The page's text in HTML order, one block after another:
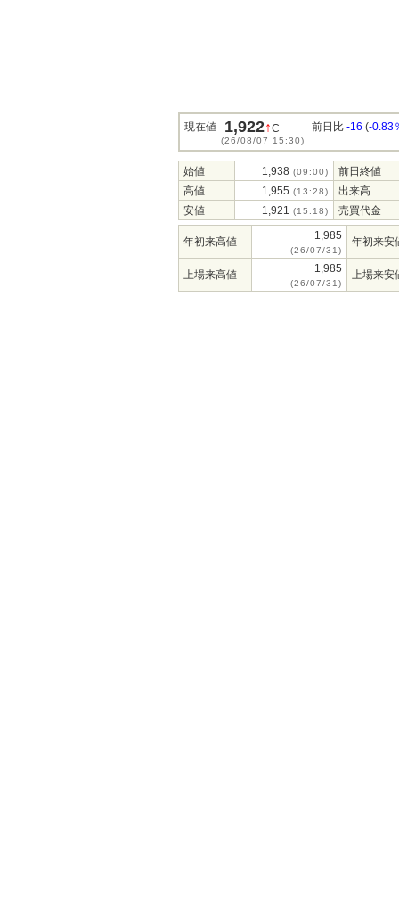
現在値 1,922↑C
(26/08/07 15:30)
前日比 -16 (-0.83
始値 1,938 (09:00)
前日終値
高値
1,955 (13:28)
出来高
安値
1,921 (15:18) 売買代金
年初来高値 1,985
(26/07/31)
年初来安
上場来高値 1,985
(26/07/31)
上場来安